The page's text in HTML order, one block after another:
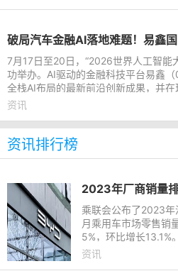
7月17日至20日，“2026世界人工智能
功举办。AI驱动的金融科技平台易鑫
全栈AI布局的最新前沿创新成果，并
融AI智能一体机。该一体
资讯
资讯排行榜
乘联会公布了2023
月乘用车市场零售销
5%，环比增长13.1%
十的车企分别为比亚
资讯